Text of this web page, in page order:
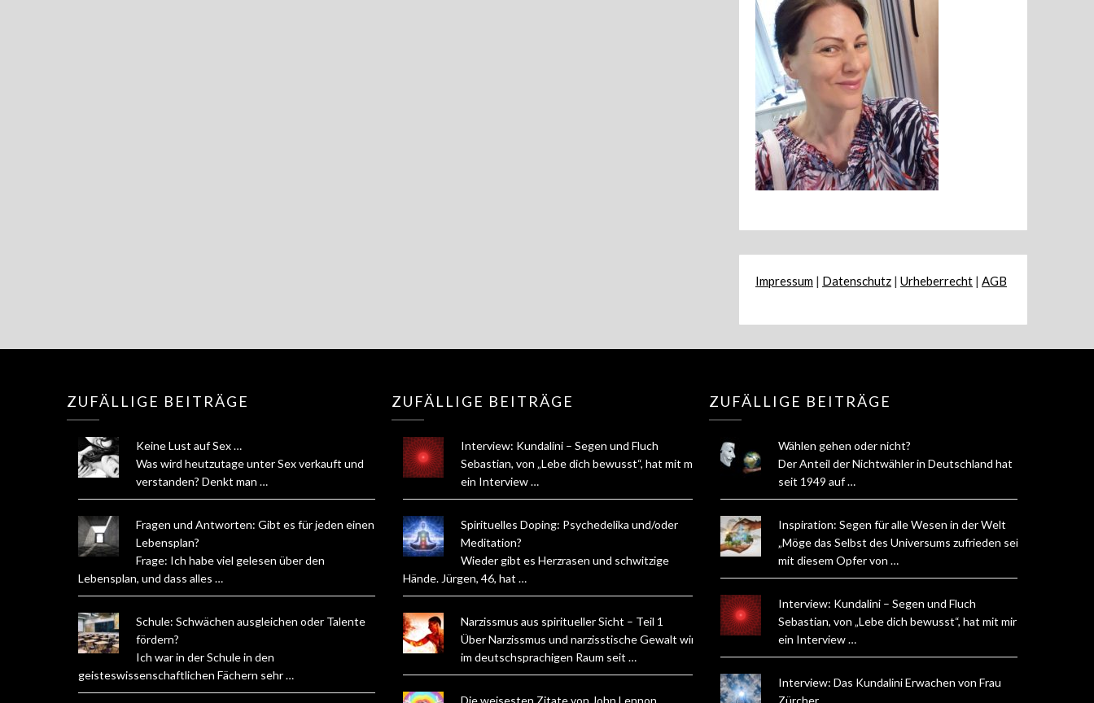
Impressum| Datenschutz| Urheberrecht| AGB
ZUFÄLLIGE BEITRÄGE
Keine Lust auf Sex …
Was wird heutzutage unter Sex verkauft und
verstanden? Denkt man …
Fragen und Antworten: Gibt es für jeden einen
Lebensplan?
Frage: Ich habe viel gelesen über den
Lebensplan, und dass alles …
Schule: Schwächen ausgleichen oder Talente
fördern?
Ich war in der Schule in den
geisteswissenschaftlichen Fächern sehr …
ZUFÄLLIGE BEITRÄGE
Interview: Kundalini – Segen und Fluch
Sebastian, von „Lebe dich bewusst“, hat mit mir
ein Interview …
Spirituelles Doping: Psychedelika und/oder
Meditation?
Wieder gibt es Herzrasen und schwitzige
Hände. Jürgen, 46, hat …
Narzissmus aus spiritueller Sicht – Teil 1
Über Narzissmus und narzisstische Gewalt wird
im deutschsprachigen Raum seit …
Die weisesten Zitate von John Lennon
ZUFÄLLIGE BEITRÄGE
Wählen gehen oder nicht?
Der Anteil der Nichtwähler in Deutschland hat
seit 1949 auf …
Inspiration: Segen für alle Wesen in der Welt
„Möge das Selbst des Universums zufrieden sein
mit diesem Opfer von …
Interview: Kundalini – Segen und Fluch
Sebastian, von „Lebe dich bewusst“, hat mit mir
ein Interview …
Interview: Das Kundalini Erwachen von Frau
Zürcher